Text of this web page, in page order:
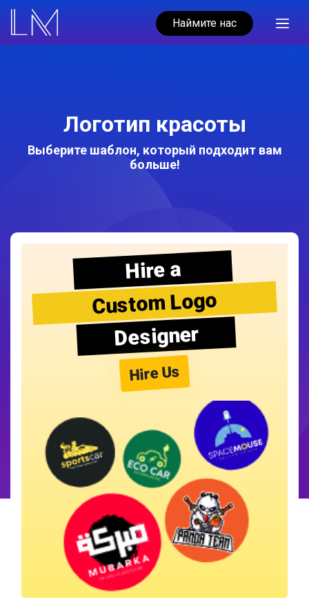
Наймите нас
Логотип красоты
Выберите шаблон, который подходит вам
больше!
Hire a
Custom Logo
Designer
Hire Us